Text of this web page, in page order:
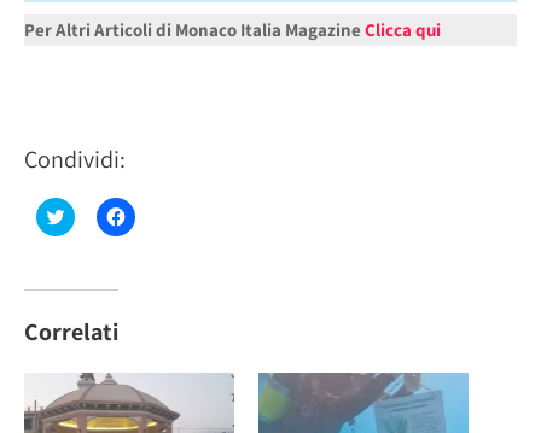
Per Altri Articoli di Monaco Italia Magazine Clicca qui
Condividi:
Fai
clic
su
(Si
apre
una
nuova
finestra)
Fai
clic
nuova
finestra)
Correlati